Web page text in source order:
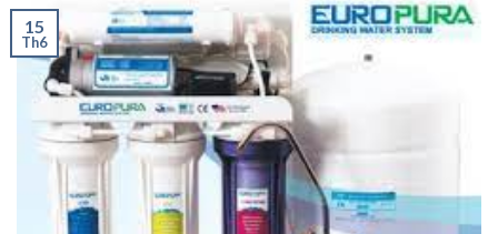
15
Th6